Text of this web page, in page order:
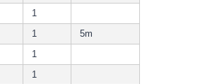
1
1
5m
1
1